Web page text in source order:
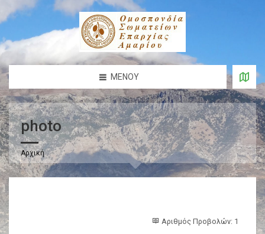
ΜΕΝΟΎ
photo
Αρχική
Αριθμός Προβολών: 1